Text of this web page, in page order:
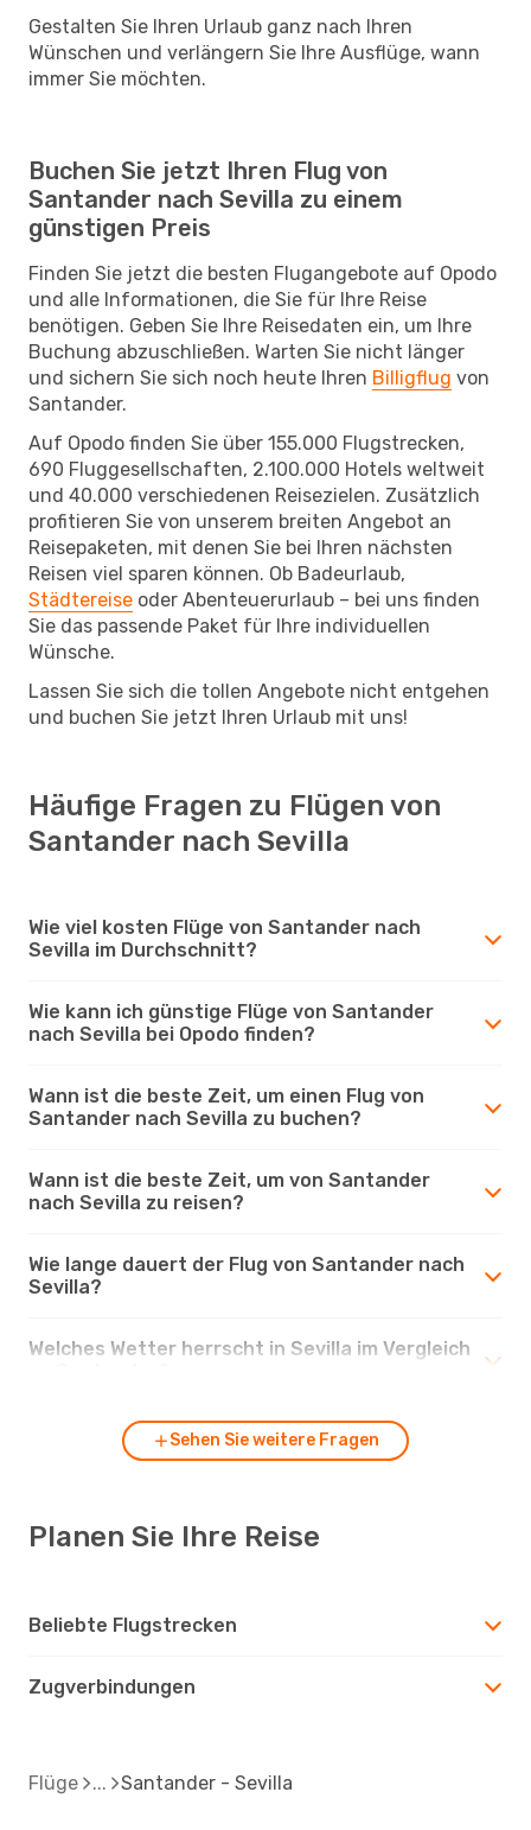
Gestalten Sie Ihren Urlaub ganz nach Ihren
Wünschen und verlängern Sie Ihre Ausflüge, wann
immer Sie möchten.
Buchen Sie jetzt Ihren Flug von
Santander nach Sevilla zu einem
günstigen Preis
Finden Sie jetzt die besten Flugangebote auf Opodo
und alle Informationen, die Sie für Ihre Reise
benötigen. Geben Sie Ihre Reisedaten ein, um Ihre
Buchung abzuschließen. Warten Sie nicht länger
und sichern Sie sich noch heute Ihren Billigflug von
Santander.
Auf Opodo finden Sie über 155.000 Flugstrecken,
690 Fluggesellschaften, 2.100.000 Hotels weltweit
und 40.000 verschiedenen Reisezielen. Zusätzlich
profitieren Sie von unserem breiten Angebot an
Reisepaketen, mit denen Sie bei Ihren nächsten
Reisen viel sparen können. Ob Badeurlaub,
Städtereise oder Abenteuerurlaub – bei uns finden
Sie das passende Paket für Ihre individuellen
Wünsche.
Lassen Sie sich die tollen Angebote nicht entgehen
und buchen Sie jetzt Ihren Urlaub mit uns!
Häufige Fragen zu Flügen von
Santander nach Sevilla
Wie viel kosten Flüge von Santander nach
Sevilla im Durchschnitt?
Wie kann ich günstige Flüge von Santander
nach Sevilla bei Opodo finden?
Wann ist die beste Zeit, um einen Flug von
Santander nach Sevilla zu buchen?
Wann ist die beste Zeit, um von Santander
nach Sevilla zu reisen?
Wie lange dauert der Flug von Santander nach
Sevilla?
Welches Wetter herrscht in Sevilla im Vergleich
Sehen Sie weitere Fragen
Planen Sie Ihre Reise
Beliebte Flugstrecken
Zugverbindungen
Flüge Santander - Sevilla